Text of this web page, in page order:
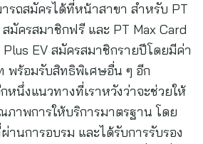
รถสมัครได้ที่หน้าสาขา สำหรับ PT
มัครสมาชิกฟรี และ PT Max Card
Plus EV สมัครสมาชิกรายปีโดยมีค่า
พร้อมรับสิทธิพิเศษอื่น ๆ อีก
หนึ่งแนวทางที่เราหวังว่าจะช่วยให้
ภาพการให้บริการมาตรฐาน โดย
นการอบรม และได้รับการรับรอง